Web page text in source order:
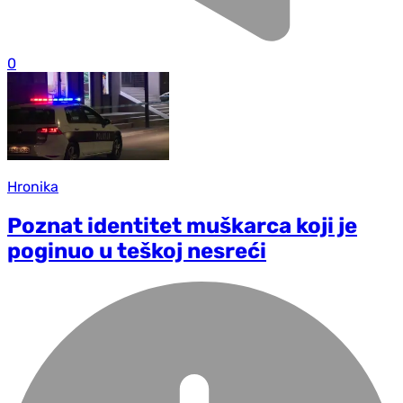
0
Hronika
Poznat identitet muškarca koji je
poginuo u teškoj nesreći